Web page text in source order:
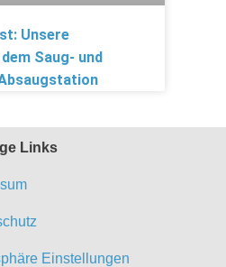
Unsere
Saug- und
Links
Einstellungen